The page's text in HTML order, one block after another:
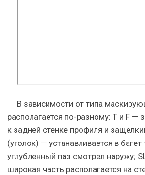
В зависимости от типа
располагается по-разному: T и F —
к задней стенке профиля и
(уголок) — устанавливается в багет
углубленный паз смотрел наружу;
широкая часть располагается на